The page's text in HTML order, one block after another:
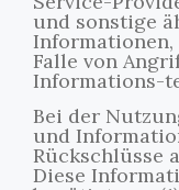
und sonstige
Informationen,
Falle von
Informations-
Bei der
und
Rückschlüsse
Diese